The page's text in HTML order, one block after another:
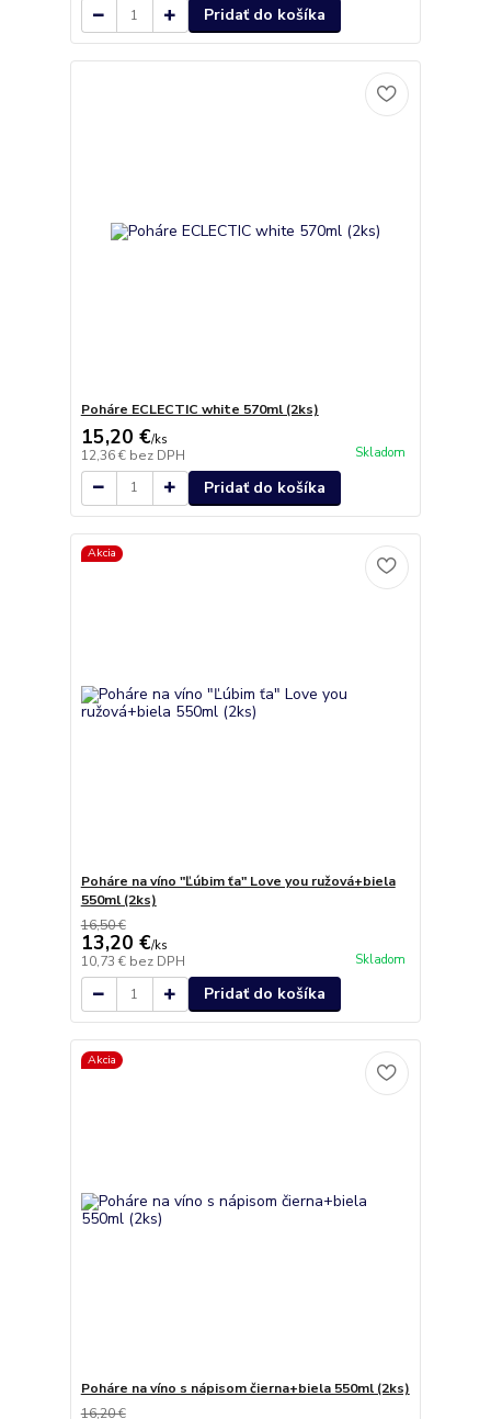
Pridať do košíka
Poháre ECLECTIC white 570ml (2ks)
15,20 €/ks
12,36 € bez DPH Skladom
Pridať do košíka
Akcia
Poháre na víno "Ľúbim ťa" Love you ružová+biela
550ml (2ks)
16,50 €
13,20 €/ks
10,73 € bez DPH Skladom
Pridať do košíka
Akcia
Poháre na víno s nápisom čierna+biela 550ml (2ks)
16,20 €